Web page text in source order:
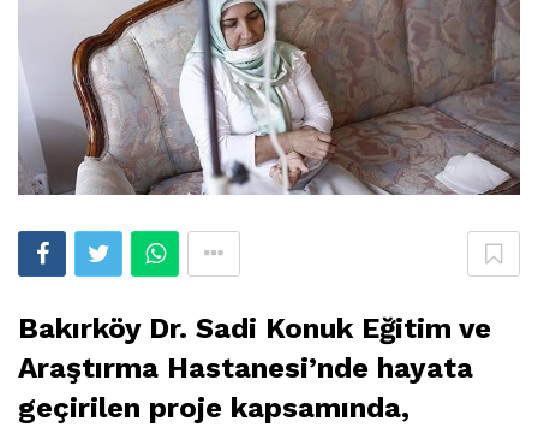
Bakırköy Dr. Sadi Konuk Eğitim ve
Araştırma Hastanesi’nde hayata
geçirilen proje kapsamında,